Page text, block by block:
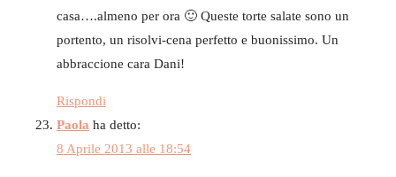
casa….almeno per ora 🙂 Queste torte salate sono un
portento, un risolvi-cena perfetto e buonissimo. Un
abbraccione cara Dani!
Rispondi
Paola ha detto:
8 Aprile 2013 alle 18:54